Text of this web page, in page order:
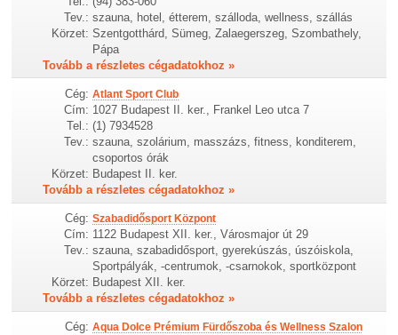
Tev.: szauna, hotel, étterem, szálloda, wellness, szállás
Körzet: Szentgotthárd, Sümeg, Zalaegerszeg, Szombathely,
Pápa
Tovább a részletes cégadatokhoz »
Cég: Atlant Sport Club
Cím: 1027 Budapest II. ker., Frankel Leo utca 7
Tel.: (1) 7934528
Tev.: szauna, szolárium, masszázs, fitness, konditerem,
csoportos órák
Körzet: Budapest II. ker.
Tovább a részletes cégadatokhoz »
Cég: Szabadidősport Központ
Cím: 1122 Budapest XII. ker., Városmajor út 29
Tev.: szauna, szabadidősport, gyerekúszás, úszóiskola,
Sportpályák, -centrumok, -csarnokok, sportközpont
Körzet: Budapest XII. ker.
Tovább a részletes cégadatokhoz »
Cég: Aqua Dolce Prémium Fürdőszoba és Wellness Szalon